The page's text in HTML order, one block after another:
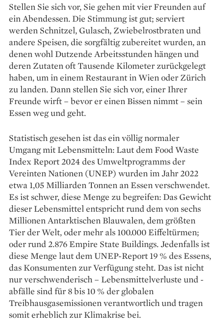
Stellen Sie sich vor, Sie gehen mit vier Freunden auf
ein Abendessen. Die Stimmung ist gut; ­serviert
werden Schnitzel, Gulasch, Zwiebelrost­braten und
andere Speisen, die sorgfältig zubereitet wurden, an
denen wohl Dutzende Arbeitsstunden hängen und
deren Zutaten oft Tausende Kilometer zurückgelegt
haben, um in einem Restaurant in Wien oder Zürich
zu landen. Dann stellen Sie sich vor, einer Ihrer
Freunde wirft – bevor er einen Bissen nimmt – sein
Essen weg und geht.
Statistisch gesehen ist das ein völlig normaler
Umgang mit Lebensmitteln: Laut dem Food Waste
Index Report 2024 des Umwelt­programms der
Vereinten Nationen (UNEP) wurden im Jahr 2022
etwa 1,05 Milliarden Tonnen an Essen verschwendet.
Es ist schwer, diese Menge zu begreifen: Das Gewicht
dieser Lebensmittel entspricht rund dem von sechs
Millionen Antarktischen Blauwalen, dem größten
Tier der Welt, oder mehr als 100.000 Eiffeltürmen;
oder rund 2.876 Empire State Buildings. Jedenfalls ist
diese Menge laut dem UNEP-Report 19 % des Essens,
das Konsumenten zur Verfügung steht. Das ist nicht
nur verschwenderisch – Lebensmittel­verluste und -
abfälle sind für 8 bis 10 % der glo­balen
Treibhausgasemissionen verantwortlich und tragen
somit erheblich zur Klimakrise bei.